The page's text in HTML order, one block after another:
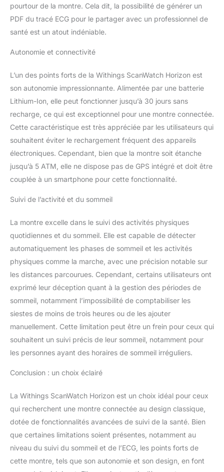
les perturbations
respiratoires pendant la
d'apnée du sommeil. SUIVI
(phases légères et
profondes), votre durée de
sommeil et vos réveils
nocturnes SUIVI
D'ACTIVITÉ CONTINU -
Découvrez vos mesure
spécialement issues de
vos entraînement :
estimation de votre indice
VO₂max, GPS connecté,
élévation et résistance à
Capteur combiné de
fréquence cardiaque et de
SpO2, 3 électrodes,
altimètre, verre saphir et
écran PMOLED avec
batterie rechargeable d'une
durée maximale de 30
jours SYNCHRONISATION
AUTOMATIQUE DES
ScanWatch avec
l'application gratuite Health
Mate via Bluetooth.
Apple Health, Google Fit,
autres applications sport et
santé BRACELETS
INTERCHANGEABLES -
Procurez-vous d'autres
bracelets et changez-le en
quelques secondes pour
porter ScanWatch à votre
pourtour de la montre. Cela dit, la possibilité de générer un
PDF du tracé ECG pour le partager avec un professionnel de
santé est un atout indéniable.
Autonomie et connectivité
L’un des points forts de la Withings ScanWatch Horizon est
son autonomie impressionnante. Alimentée par une batterie
Lithium-Ion, elle peut fonctionner jusqu’à 30 jours sans
recharge, ce qui est exceptionnel pour une montre connectée.
Cette caractéristique est très appréciée par les utilisateurs qui
souhaitent éviter le rechargement fréquent des appareils
électroniques. Cependant, bien que la montre soit étanche
jusqu’à 5 ATM, elle ne dispose pas de GPS intégré et doit être
couplée à un smartphone pour cette fonctionnalité.
Suivi de l’activité et du sommeil
La montre excelle dans le suivi des activités physiques
quotidiennes et du sommeil. Elle est capable de détecter
automatiquement les phases de sommeil et les activités
physiques comme la marche, avec une précision notable sur
les distances parcourues. Cependant, certains utilisateurs ont
exprimé leur déception quant à la gestion des périodes de
sommeil, notamment l’impossibilité de comptabiliser les
siestes de moins de trois heures ou de les ajouter
manuellement. Cette limitation peut être un frein pour ceux qui
souhaitent un suivi précis de leur sommeil, notamment pour
les personnes ayant des horaires de sommeil irréguliers.
Conclusion : un choix éclairé
La Withings ScanWatch Horizon est un choix idéal pour ceux
qui recherchent une montre connectée au design classique,
dotée de fonctionnalités avancées de suivi de la santé. Bien
que certaines limitations soient présentes, notamment au
niveau du suivi du sommeil et de l’ECG, les points forts de
cette montre, tels que son autonomie et son design, en font